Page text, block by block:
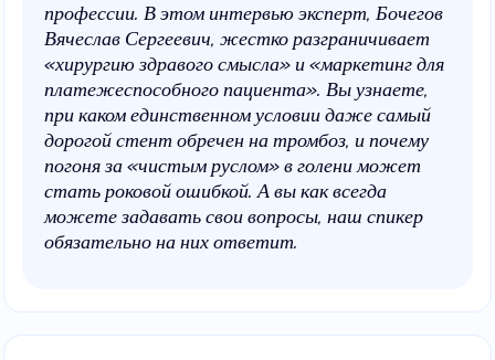
профессии. В этом интервью эксперт, Бочегов
Вячеслав Сергеевич, жестко разграничивает
«хирургию здравого смысла» и «маркетинг для
платежеспособного пациента». Вы узнаете,
при каком единственном условии даже самый
дорогой стент обречен на тромбоз, и почему
погоня за «чистым руслом» в голени может
стать роковой ошибкой. А вы как всегда
можете задавать свои вопросы, наш спикер
обязательно на них ответит.